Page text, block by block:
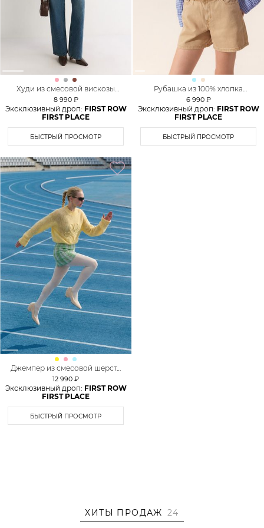
Худи из смесовой вискозы
TOPTOP
8 990 ₽
Эксклюзивный дроп: FIRST ROW
FIRST PLACE
БЫСТРЫЙ ПРОСМОТР
Рубашка из 100% хлопка
TOPTOP
6 990 ₽
Эксклюзивный дроп: FIRST ROW
FIRST PLACE
БЫСТРЫЙ ПРОСМОТР
Джемпер из смесовой шерсти
TOPTOP
12 990 ₽
Эксклюзивный дроп: FIRST ROW
FIRST PLACE
БЫСТРЫЙ ПРОСМОТР
ХИТЫ ПРОДАЖ 24